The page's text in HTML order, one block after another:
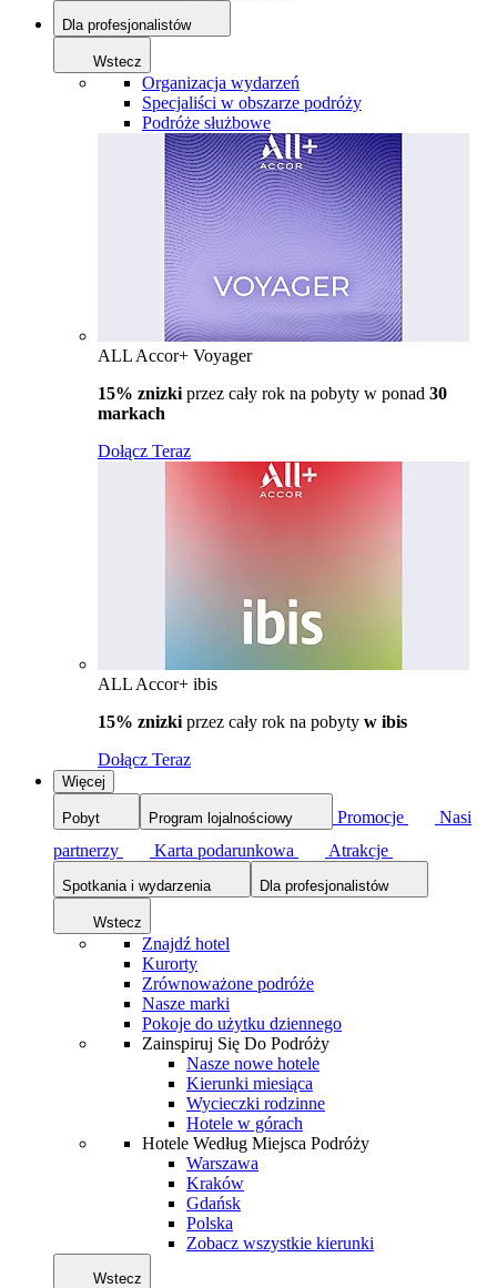
Dla profesjonalistów
Wstecz
Organizacja wydarzeń
Specjaliści w obszarze podróży
Podróże służbowe
ALL Accor+ Voyager
15% znizki przez cały rok na pobyty w ponad 30
markach
Dołącz Teraz
ALL Accor+ ibis
15% znizki przez cały rok na pobyty w ibis
Dołącz Teraz
Więcej
Pobyt Program lojalnościowy Promocje
Nasi
partnerzy
Karta podarunkowa Atrakcje
Spotkania i wydarzenia Dla profesjonalistów
Wstecz
Znajdź hotel
Kurorty
Zrównoważone podróże
Nasze marki
Pokoje do użytku dziennego
Zainspiruj Się Do Podróży
Nasze nowe hotele
Kierunki miesiąca
Wycieczki rodzinne
Hotele w górach
Hotele Według Miejsca Podróży
Warszawa
Kraków
Gdańsk
Polska
Zobacz wszystkie kierunki
Wstecz